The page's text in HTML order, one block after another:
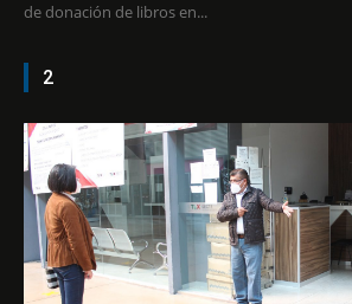
de donación de libros en...
2